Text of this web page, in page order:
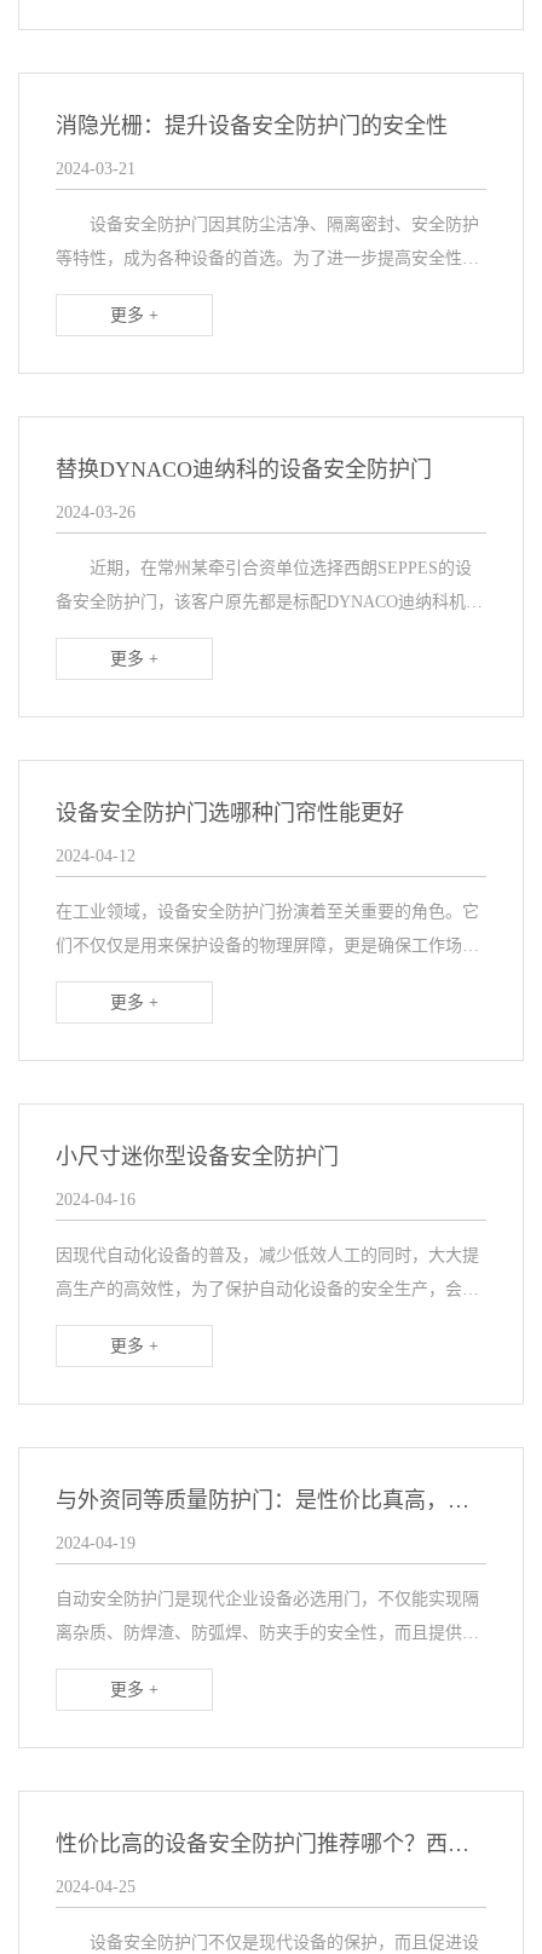
消隐光栅：提升设备安全防护门的安全性
2024-03-21
设备安全防护门因其防尘洁净、隔离密封、安全防护
等特性，成为各种设备的首选。为了进一步提高安全性，
通常在门体轨道底部配备安全光电或者光幕，以实现门体
运行过程中的紧急制动和反向上升。然而，随着安全意
更多 +
替换DYNACO迪纳科的设备安全防护门
2024-03-26
近期，在常州某牵引合资单位选择西朗SEPPES的设
备安全防护门，该客户原先都是标配DYNACO迪纳科机器
人防护门，使用质量不错，但是价格比较昂贵，是普通门
的好几倍，客户考虑到成本很高，服务上有没有...
更多 +
设备安全防护门选哪种门帘性能更好
2024-04-12
在工业领域，设备安全防护门扮演着至关重要的角色。它
们不仅仅是用来保护设备的物理屏障，更是确保工作场所
安全的关键组成部分。然而，在选择适合的设备安全防护
门时，很多人忽视了门帘颜色的重要性。
更多 +
小尺寸迷你型设备安全防护门
2024-04-16
因现代自动化设备的普及，减少低效人工的同时，大大提
高生产的高效性，为了保护自动化设备的安全生产，会匹
配安全门进行隔离防护。因为每个行业、每道工序设备大
小各不相同，对应门洞尺寸不同，有客户会问是否都定制
更多 +
与外资同等质量防护门：是性价比真高，还是买卖陷阱
2024-04-19
自动安全防护门是现代企业设备必选用门，不仅能实现隔
离杂质、防焊渣、防弧焊、防夹手的安全性，而且提供日
常操作与生产的效率。在防护门采购时，很多中大型客户
想买进口品牌又觉得价格太贵，考虑选择一
更多 +
性价比高的设备安全防护门推荐哪个？西朗SEPPES品牌打破外资品牌天花板
2024-04-25
设备安全防护门不仅是现代设备的保护，而且促进设